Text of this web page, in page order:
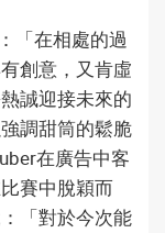
「在相處的過
創意，又肯虛
誠迎接未來的
調甜筒的鬆脆
在廣告中客
賽中脫穎而
「對於今次能